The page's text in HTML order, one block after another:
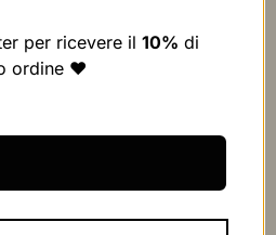
in tutto il Mondo
per ricevere il 10% di
ordine ❤️